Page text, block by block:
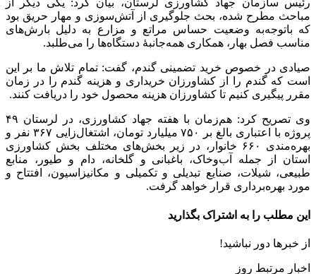
رئیس سازمان جهاد کشاورزی لرستان، بیان کرد: یکی دیگر از
مباحث مطرح شده، بحث جلوگیری از آتش‌سوزی و مهار حریق بود
که باتوجه‌به وضعیت حساس مراتع و مزارع به دلیل بارش‌های
مناسب فصل بهار، همکاری همه‌جانبهٔ دستگاه‌ها را می‌طلبد.
صیادی در خصوص خرید تضمینی گندم، گفت: تمام تلاش ما بر این
است که گندم را از کشاورزان خریداری و هزینه گندم را در زمان
مقرر پیگیری کنیم تا کشاورزان هزینه محصول خود را دریافت کنند.
وی تصریح کرد: هم‌زمان با هفته جهاد کشاورزی، در لرستان ۴۹
پروژه با اعتباری بالغ بر ۷۵۰ میلیارد تومان، اشتغال‌زایی ۳۶۷ نفر و
بهره‌مندی ۶۶۰ خانوار، در زیر بخش‌های مختلف بخش کشاورزی
استان از جمله آب‌وخاک، باغبانی و گلخانه، دام و طیور، منابع
طبیعی، شیلات، صنایع تبدیلی و تکمیلی و مکانیزاسیون، افتتاح و
مورد بهره‌برداری قرار خواهد گرفت.
این مطلب را به اشتراک بگذارید
از خبرها دور نباشید!
اخبار مرتبط روز